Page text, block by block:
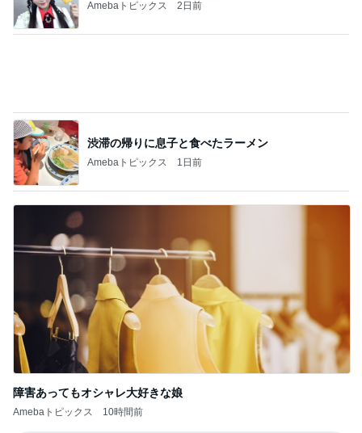
障害あってもオシャレ大好きな娘
Amebaトピックス
注文住宅が高騰した知るべき現実
Amebaトピックス 1日前
ジャンル人気記事ランキング
ディズニーレポ
マリーアントワネット展を監修してるロンド
ンV＆A博物館のセンスの良すぎるお土産！